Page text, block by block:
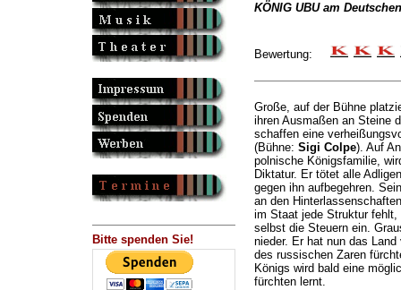
Bitte spenden Sie!
KÖNIG UBU am
Bewertung:
Große, auf der Bühne
ihren Ausmaßen an Steine
schaffen eine
(Bühne: Sigi Colpe). Auf
polnische Königsfamilie,
Diktatur. Er tötet alle
gegen ihn aufbegehren.
an den
im Staat jede Struktur fehlt,
selbst die Steuern ein.
nieder. Er hat nun das
des russischen Zaren
Königs wird bald eine
fürchten lernt.